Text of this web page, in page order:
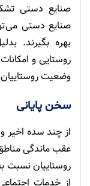
صنایع دستی
صنایع دستی
بهره بگیرند.
روستایی و
وضعیت
سخن پایانی
از چند سده اخیر
عقب ‌ماندگی
روستاییان نسبت
از خدمات